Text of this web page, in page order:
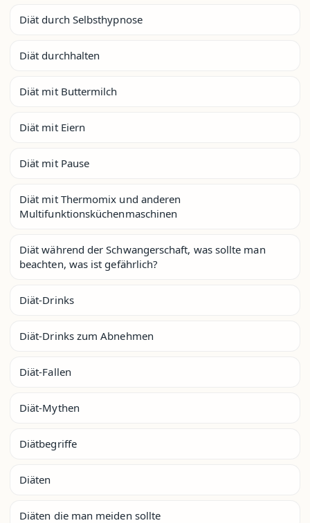
Diät durch Selbsthypnose
Diät durchhalten
Diät mit Buttermilch
Diät mit Eiern
Diät mit Pause
Diät mit Thermomix und anderen
Multifunktionsküchenmaschinen
Diät während der Schwangerschaft, was sollte man
beachten, was ist gefährlich?
Diät-Drinks
Diät-Drinks zum Abnehmen
Diät-Fallen
Diät-Mythen
Diätbegriffe
Diäten
Diäten die man meiden sollte